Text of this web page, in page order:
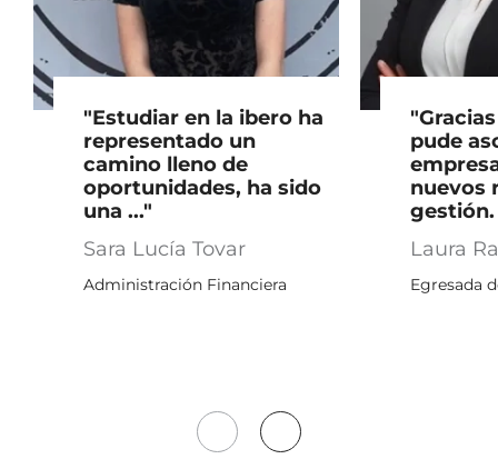
"Estudiar en la ibero ha
representado un
camino lleno de
oportunidades, ha sido
una ..."
Sara Lucía Tovar
Administración Financiera
pude
nuevos
gestión.
Laura
Egresada
Mover Mover